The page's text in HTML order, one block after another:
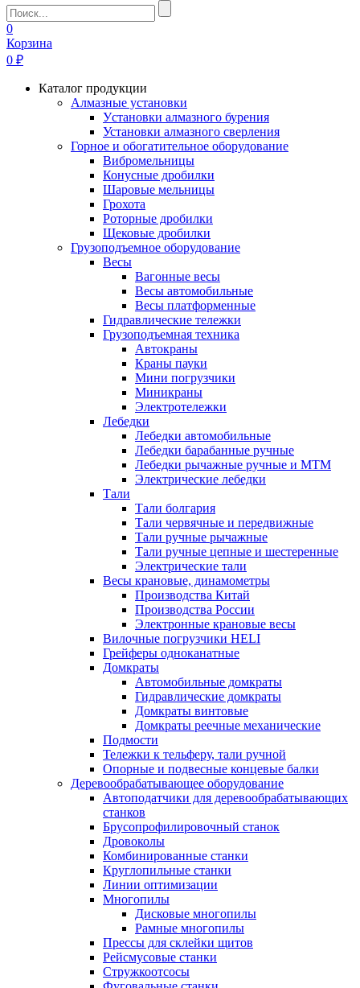
0
Корзина
0 ₽
Каталог продукции
Алмазные установки
Уcтановки алмазного бурения
Установки алмазного сверления
Горное и обогатительное оборудование
Вибромельницы
Конусные дробилки
Шаровые мельницы
Грохота
Роторные дробилки
Щековые дробилки
Грузоподъемное оборудование
Весы
Вагонные весы
Весы автомобильные
Весы платформенные
Гидравлические тележки
Грузоподъемная техника
Автокраны
Краны пауки
Мини погрузчики
Миникраны
Электротележки
Лебедки
Лебедки автомобильные
Лебедки барабанные ручные
Лебедки рычажные ручные и МТМ
Электрические лебедки
Тали
Тали болгария
Тали червячные и передвижные
Тали ручные рычажные
Тали ручные цепные и шестеренные
Электрические тали
Весы крановые, динамометры
Производства Китай
Производства России
Электронные крановые весы
Вилочные погрузчики HELI
Грейферы одноканатные
Домкраты
Автомобильные домкраты
Гидравлические домкраты
Домкраты винтовые
Домкраты реечные механические
Подмости
Тележки к тельферу, тали ручной
Опорные и подвесные концевые балки
Деревообрабатывающее оборудование
Автоподатчики для деревообрабатывающих
станков
Брусопрофилировочный станок
Дровоколы
Комбинированные станки
Круглопильные станки
Линии оптимизации
Многопилы
Дисковые многопилы
Рамные многопилы
Прессы для склейки щитов
Рейсмусовые станки
Стружкоотсосы